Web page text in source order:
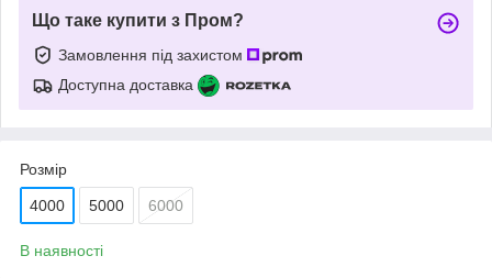
Що таке купити з Пром?
Замовлення під захистом
Доступна доставка
Розмір
4000 5000 6000
В наявності